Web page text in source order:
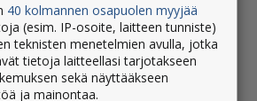
40 kolmannen osapuolen myyjää
(esim. IP-osoite, laitteen tunniste)
teknisten menetelmien avulla, jotka
tietoja laitteellasi tarjotakseen
sekä näyttääkseen
ja mainontaa.